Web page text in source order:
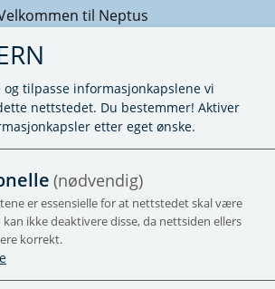
til Neptus
WHITE
tilpasse informasjonkapslene vi
nettstedet. Du bestemmer! Aktiver
etter eget ønske.
(nødvendig)
er essensielle for at nettstedet skal være
ikke deaktivere disse, da nettsiden ellers
korrekt.